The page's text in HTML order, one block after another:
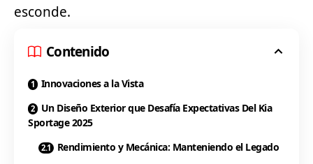
esconde.
Contenido
Innovaciones a la Vista
Un Diseño Exterior que Desafía Expectativas Del Kia
Sportage 2025
Rendimiento y Mecánica: Manteniendo el Legado